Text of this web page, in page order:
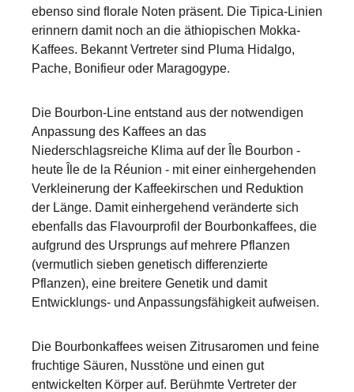
ebenso sind florale Noten präsent. Die Tipica-Linien
erinnern damit noch an die äthiopischen Mokka-
Kaffees. Bekannt Vertreter sind Pluma Hidalgo,
Pache, Bonifieur oder Maragogype.
Die Bourbon-Line entstand aus der notwendigen
Anpassung des Kaffees an das
Niederschlagsreiche Klima auf der Île Bourbon -
heute Île de la Réunion - mit einer einhergehenden
Verkleinerung der Kaffeekirschen und Reduktion
der Länge. Damit einhergehend veränderte sich
ebenfalls das Flavourprofil der Bourbonkaffees, die
aufgrund des Ursprungs auf mehrere Pflanzen
(vermutlich sieben genetisch differenzierte
Pflanzen), eine breitere Genetik und damit
Entwicklungs- und Anpassungsfähigkeit aufweisen.
Die Bourbonkaffees weisen Zitrusaromen und feine
fruchtige Säuren, Nusstöne und einen gut
entwickelten Körper auf. Berühmte Vertreter der